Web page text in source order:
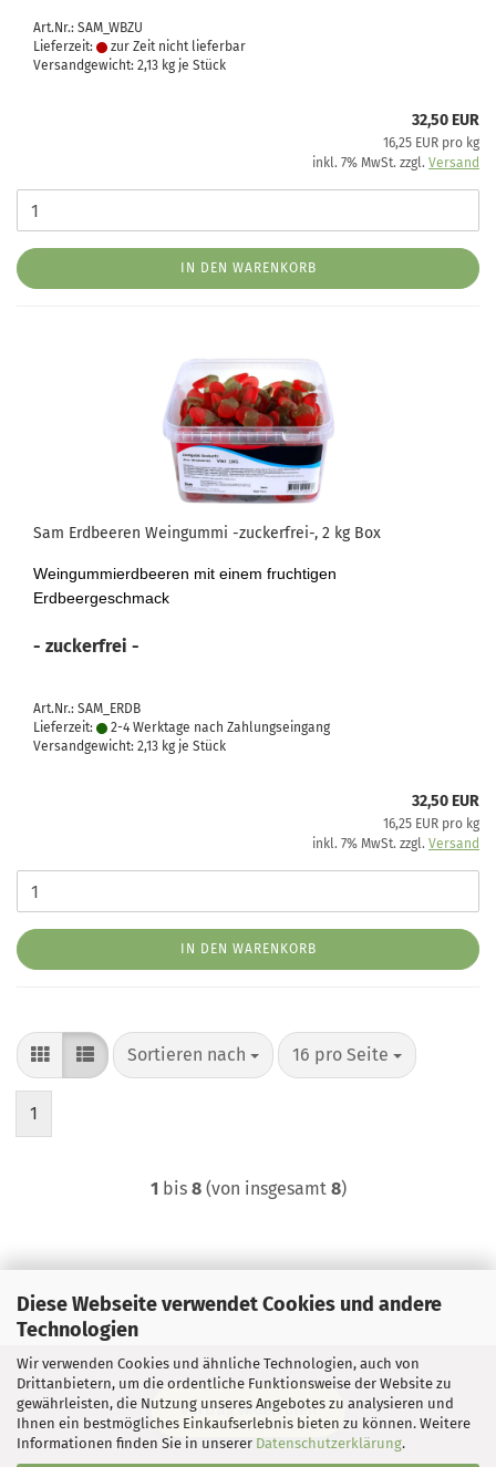
Diese Webseite verwendet Cookies und andere
Technologien
Wir verwenden Cookies und ähnliche Technologien, auch von
Drittanbietern, um die ordentliche Funktionsweise der Website zu
gewährleisten, die Nutzung unseres Angebotes zu analysieren und
Ihnen ein bestmögliches Einkaufserlebnis bieten zu können. Weitere
Informationen finden Sie in unserer Datenschutzerklärung.
Art.Nr.: SAM_WBZU
Lieferzeit:
zur Zeit nicht lieferbar
Versandgewicht: 2,13 kg je Stück
32,50 EUR
16,25 EUR pro kg
inkl. 7% MwSt. zzgl. Versand
IN DEN WARENKORB
Sam Erdbeeren Weingummi -zuckerfrei-, 2 kg Box
Weingummierdbeeren mit einem fruchtigen
Erdbeergeschmack
- zuckerfrei -
Art.Nr.: SAM_ERDB
Lieferzeit:
2-4 Werktage nach Zahlungseingang
Versandgewicht: 2,13 kg je Stück
32,50 EUR
16,25 EUR pro kg
inkl. 7% MwSt. zzgl. Versand
IN DEN WARENKORB
Sortieren nach
Sortieren nach 16 pro Seite
pro Seite
1
1 bis 8(von insgesamt 8)
Vertrag widerrufen